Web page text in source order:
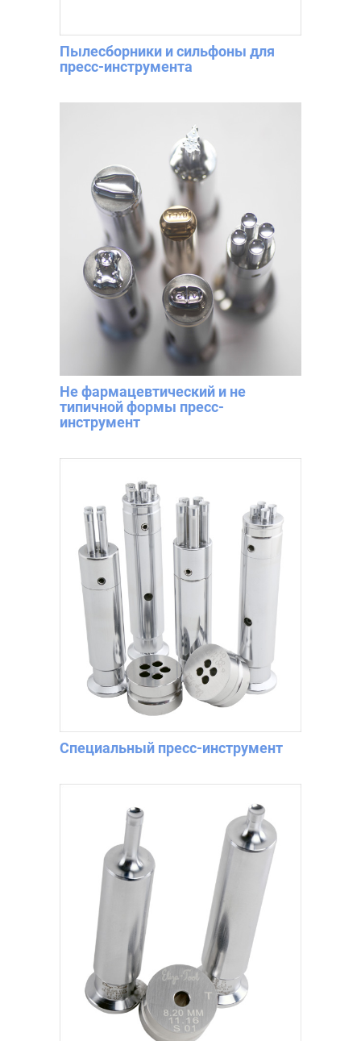
Пылесборники и сильфоны для
пресс-инструмента
Не фармацевтический и не
типичной формы пресс-
инструмент
Специальный пресс-инструмент